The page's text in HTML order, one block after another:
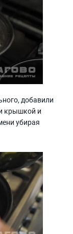
добавили
крышкой и
убирая